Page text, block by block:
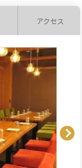
アクセス